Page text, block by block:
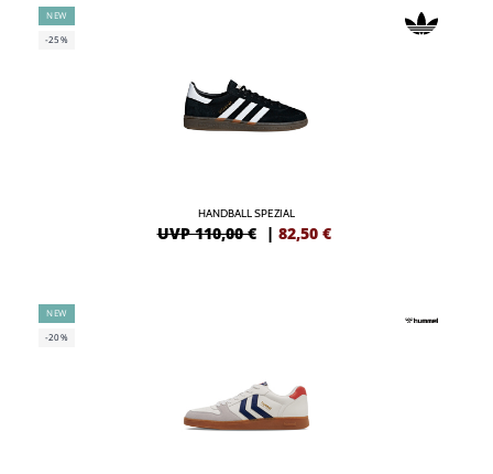
NEW
-25%
HANDBALL SPEZIAL
UVP 110,00 € | 82,50 €
NEW
-20%